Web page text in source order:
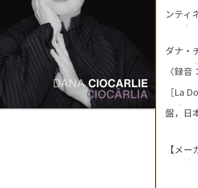
ンティ
ダナ・
〈録音
［La
盤，日
【メ